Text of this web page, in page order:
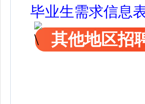
毕业生需求信息
其他地区招